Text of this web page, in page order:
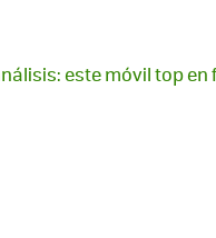
este móvil top